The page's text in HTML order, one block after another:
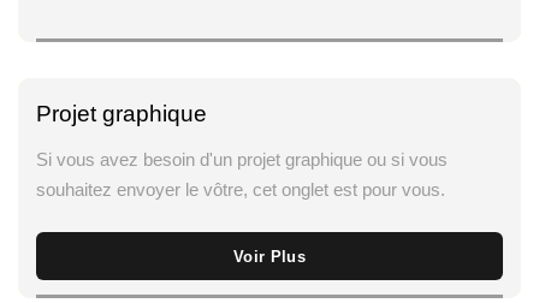
Projet graphique
Si vous avez besoin d'un projet graphique ou si vous
souhaitez envoyer le vôtre, cet onglet est pour vous.
Voir Plus